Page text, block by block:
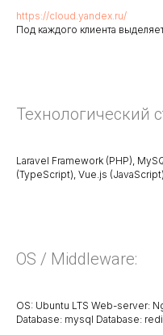
https://cloud.yandex.ru/
Под каждого клиента
Технологический
Laravel Framework (PHP),
(TypeScript), Vue.js (JavaScript)
OS / Middleware:
OS: Ubuntu LTS Web-server:
Database: mysql Database: